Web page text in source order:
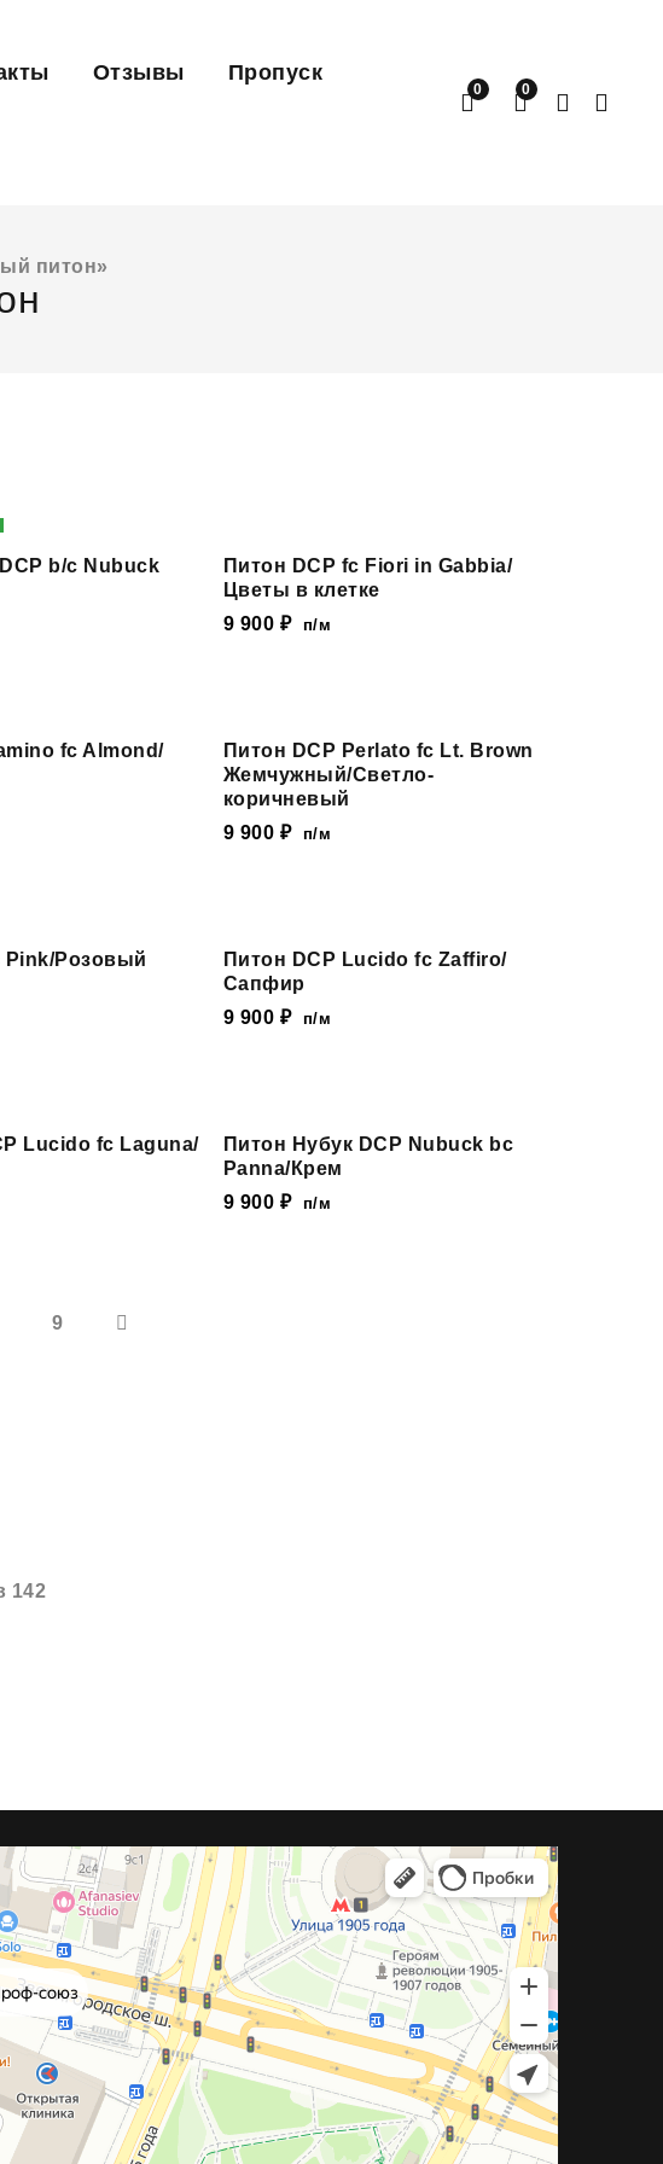
Отзывы Пропуск
0 0
питон»
b/c Nubuck
Питон DCP fc Fiori in Gabbia/
Цветы в клетке
9 900 ₽ п/м
fc Almond/
Питон DCP Perlato fc Lt. Brown
Жемчужный/Светло-
коричневый
9 900 ₽ п/м
Pink/Розовый
Питон DCP Lucido fc Zaffiro/
Сапфир
9 900 ₽ п/м
Lucido fc Laguna/
Питон Нубук DCP Nubuck bc
Panna/Крем
9 900 ₽ п/м
9
142